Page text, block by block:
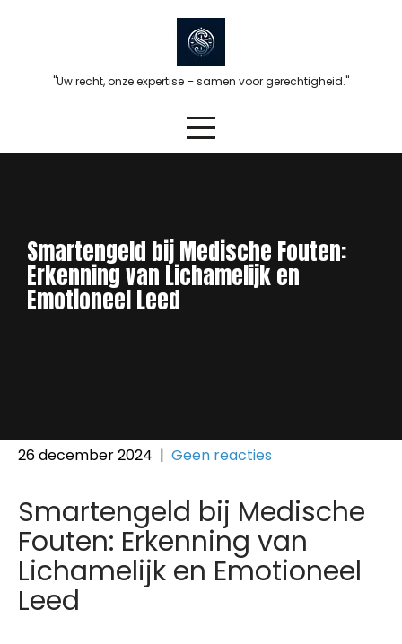
"Uw recht, onze expertise – samen voor gerechtigheid."
Smartengeld bij Medische Fouten:
Erkenning van Lichamelijk en
Emotioneel Leed
26 december 2024 | Geen reacties
Smartengeld bij Medische
Fouten: Erkenning van
Lichamelijk en Emotioneel
Leed